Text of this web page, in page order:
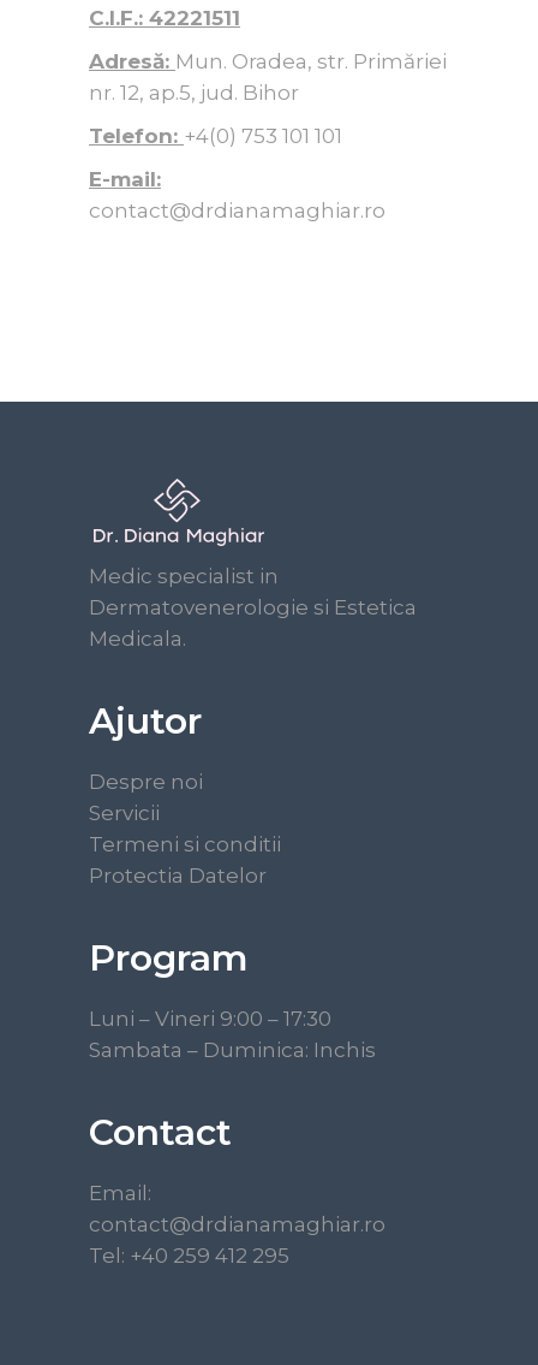
C.I.F.: 42221511
Adresă: Mun. Oradea, str. Primăriei
nr. 12, ap.5, jud. Bihor
Telefon: +4(0) 753 101 101
E-mail:
contact@drdianamaghiar.ro
Medic specialist in
Dermatovenerologie si Estetica
Medicala.
Ajutor
Despre noi
Servicii
Termeni si conditii
Protectia Datelor
Program
Luni – Vineri 9:00 – 17:30
Sambata – Duminica: Inchis
Contact
Email:
contact@drdianamaghiar.ro
Tel: +40 259 412 295